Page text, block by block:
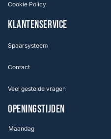
Cookie Policy
KLANTENSERVICE
Spaarsysteem
Contact
Veel gestelde vragen
OPENINGSTIJDEN
Maandag